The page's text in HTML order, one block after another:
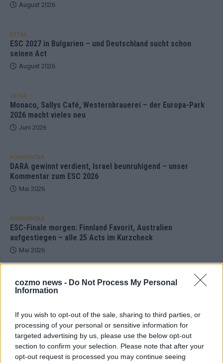
cozmo news - Do Not Process My Personal
Information
If you wish to opt-out of the sale, sharing to third parties, or
processing of your personal or sensitive information for
targeted advertising by us, please use the below opt-out
section to confirm your selection. Please note that after your
opt-out request is processed you may continue seeing
August 2026
EXTRA
ESC 2027 in Bulgarien – und Deutschland sucht schon
seinen Act
August 2026
EXTRA
Monaco, Sallys Café, Westernbrauerei – der Europa-Park
2026 macht vieles neu
Juni 2026
KOMMENTAR
DARA gewinnt verdient, Israel beunruhigend – unser
Kommentar zum ESC 2026
Mai 2026
KOMMENTAR
ESC-Finale morgen: Finnland Favorit, Australien
aufgestiegen – alle 25 Acts im Kurzcheck
Mai 2026
KOMMENTAR
JJ hat den Abend gerettet – der Rest des ESC-Halbfinales
Mai 2026
AD